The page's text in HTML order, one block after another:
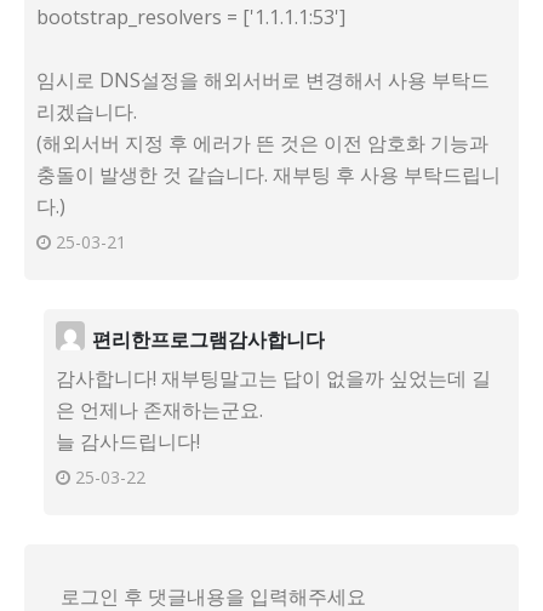
bootstrap_resolvers = ['1.1.1.1:53']
임시로 DNS설정을 해외서버로 변경해서 사용 부탁드
리겠습니다.
(해외서버 지정 후 에러가 뜬 것은 이전 암호화 기능과
충돌이 발생한 것 같습니다. 재부팅 후 사용 부탁드립니
다.)
25-03-21
편리한프로그램감사합니다
감사합니다! 재부팅말고는 답이 없을까 싶었는데 길
은 언제나 존재하는군요.
늘 감사드립니다!
25-03-22
로그인 후 댓글내용을 입력해주세요